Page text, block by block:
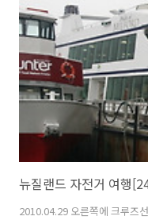
오기도 한다. 더니든에서 감기
있다. 약국에서 감기약을 샀
필름, 생활용품, 기타 잡화까
2010.04.29 오른쪽에 크루즈